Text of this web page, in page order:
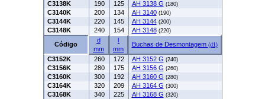
C3138K 190 125 AH 3138 G (180)
C3140K 200 134 AH 3140 (190)
C3144K 220 145 AH 3144 (200)
C3148K 240 154 AH 3148 (220)
Código
d
mm
l
mm
Buchas de Desmontagem (d1)
C3152K 260 172 AH 3152 G (240)
C3156K 280 175 AH 3156 G (260)
C3160K 300 192 AH 3160 G (280)
C3164K 320 209 AH 3164 G (300)
C3168K 340 225 AH 3168 G (320)